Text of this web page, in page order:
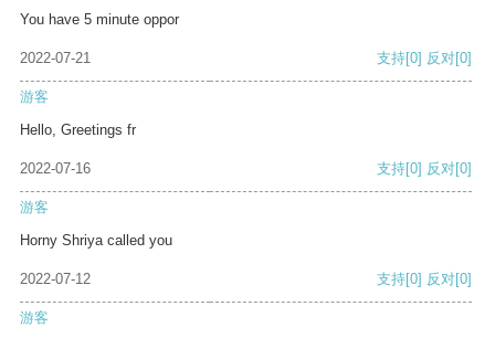
You have 5 minute oppor
2022-07-21 支持[0] 反对[0]
游客
Hello, Greetings fr
2022-07-16 支持[0] 反对[0]
游客
Horny Shriya called you
2022-07-12 支持[0] 反对[0]
游客